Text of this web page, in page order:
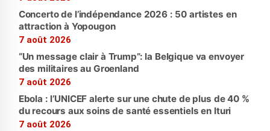
Concerto de l’indépendance 2026 : 50 artistes en
attraction à Yopougon
7 août 2026
“Un message clair à Trump”: la Belgique va envoyer
des militaires au Groenland
7 août 2026
Ebola : l’UNICEF alerte sur une chute de plus de 40 %
du recours aux soins de santé essentiels en Ituri
7 août 2026